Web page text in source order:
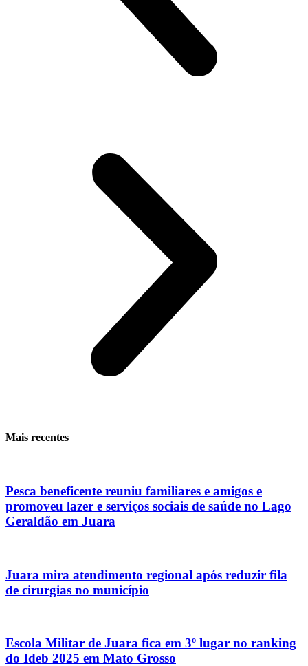
Mais recentes
Pesca beneficente reuniu familiares e amigos e
promoveu lazer e serviços sociais de saúde no Lago
Geraldão em Juara
Juara mira atendimento regional após reduzir fila
de cirurgias no município
Escola Militar de Juara fica em 3º lugar no ranking
do Ideb 2025 em Mato Grosso